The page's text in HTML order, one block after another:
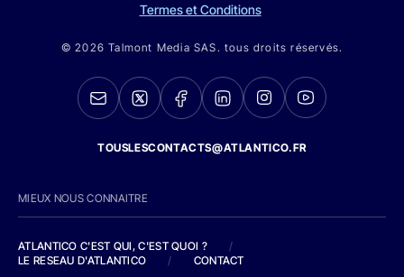
Termes et Conditions
© 2026 Talmont Media SAS. tous droits réservés.
TOUSLESCONTACTS@ATLANTICO.FR
MIEUX NOUS CONNAITRE
ATLANTICO C'EST QUI, C'EST QUOI ?
/
LE RESEAU D'ATLANTICO
/ CONTACT